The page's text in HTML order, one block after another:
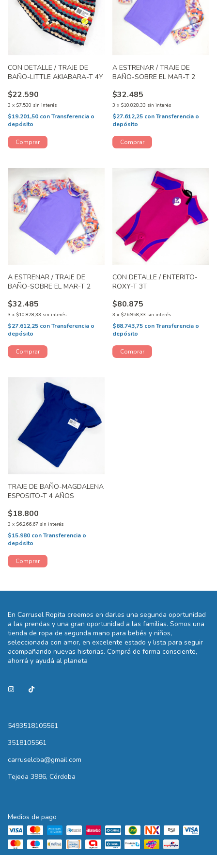
CON DETALLE / TRAJE DE
BAÑO-LITTLE AKIABARA-T 4Y
$22.590
3 x $7.530 sin interés
$19.201,50 conTransferencia o
depósito
A ESTRENAR / TRAJE DE
BAÑO-SOBRE EL MAR-T 2
$32.485
3 x $10.828,33 sin interés
$27.612,25 conTransferencia o
depósito
A ESTRENAR / TRAJE DE
BAÑO-SOBRE EL MAR-T 2
$32.485
3 x $10.828,33 sin interés
$27.612,25 conTransferencia o
depósito
CON DETALLE / ENTERITO-
ROXY-T 3T
$80.875
3 x $26.958,33 sin interés
$68.743,75 conTransferencia o
depósito
TRAJE DE BAÑO-MAGDALENA
ESPOSITO-T 4 AÑOS
$18.800
3 x $6.266,67 sin interés
$15.980 conTransferencia o
depósito
En Carrusel Ropita creemos en darles una segunda oportunidad
a las prendas y una gran oportunidad a las familias. Somos una
tienda de ropa de segunda mano para bebés y niños,
seleccionada con amor, en excelente estado y lista para seguir
acompañando nuevas historias. Comprá de forma consciente,
ahorrá y ayudá al planeta
5493518105561
3518105561
carruselcba@gmail.com
Tejeda 3986, Córdoba
Medios de pago